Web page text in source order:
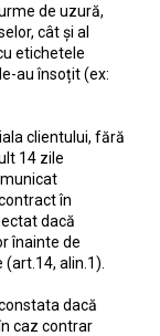
de uzură,
cât și al
etichetele
au însoțit (ex:
clientului, fără
14 zile
în
dacă
înainte de
alin.1).
dacă
caz contrar